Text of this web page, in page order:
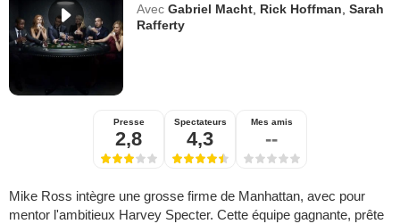
Avec Gabriel Macht Rick Hoffman ,Sarah
Rafferty
Presse
2,8
Spectateurs
4,3
Mes amis
--
Mike Ross intègre une grosse firme de Manhattan, avec pour
mentor l'ambitieux Harvey Specter. Cette équipe gagnante, prête